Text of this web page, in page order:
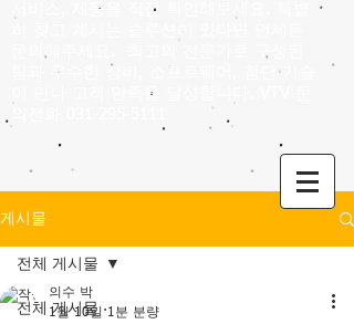
서비스, 제품을 직접 확인해보세요. 특별
문의해주세요.
최고의 전문가로 구성된
팀과 우수한 장비, 소프트웨어, 첨단 기술
이 만나 고객 만족을 달성합니다. VTV 문
게시물
전체 게시물
전체 게시물
의수 박
1월 10일 1분 분량